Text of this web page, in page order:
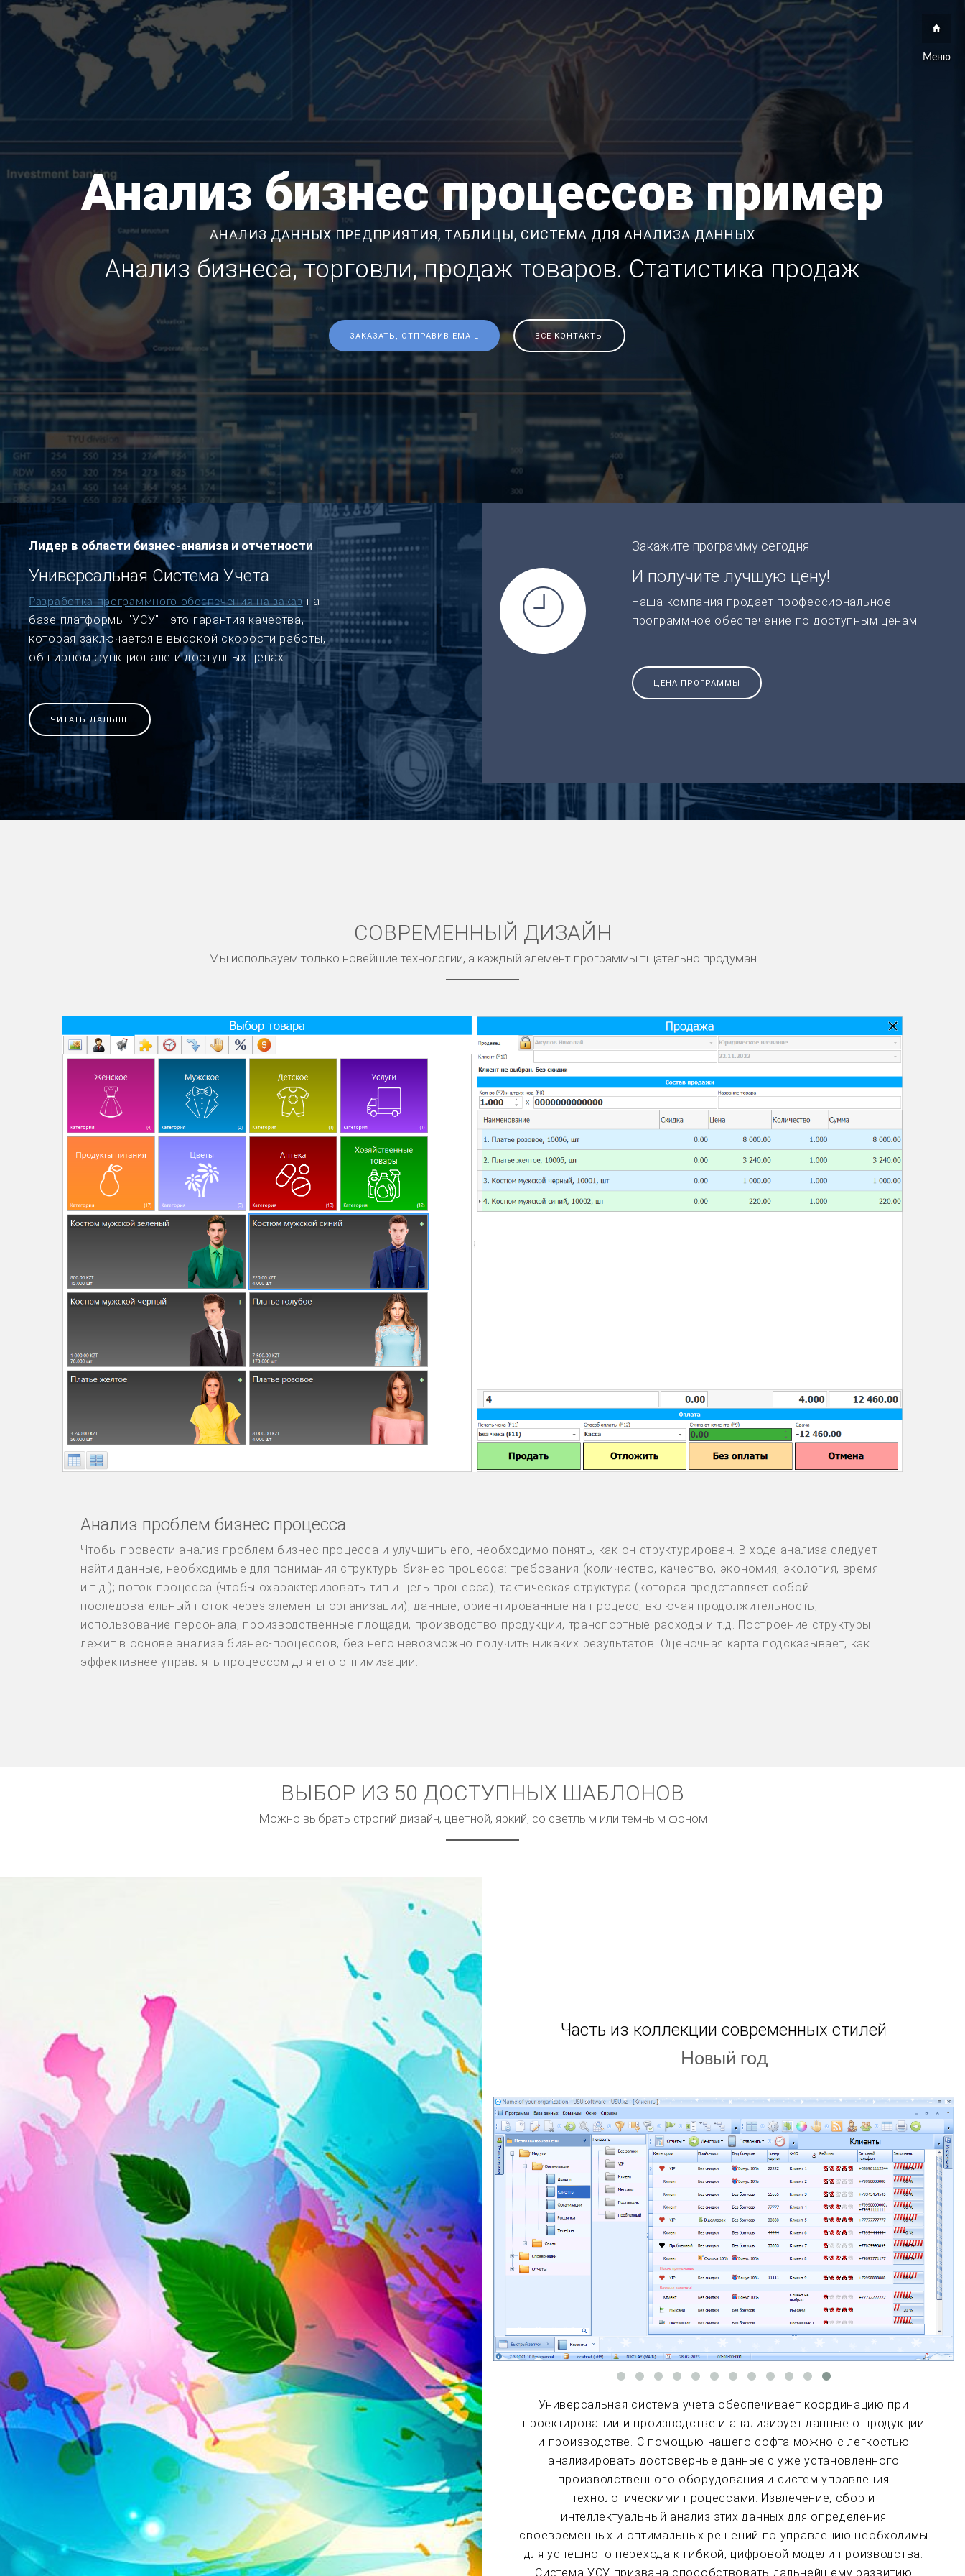
Меню
Анализ бизнес процессов пример
АНАЛИЗ ДАННЫХ ПРЕДПРИЯТИЯ, ТАБЛИЦЫ, СИСТЕМА ДЛЯ АНАЛИЗА ДАННЫХ
Анализ бизнеса, торговли, продаж товаров. Статистика продаж
ЗАКАЗАТЬ, ОТПРАВИВ EMAIL ВСЕ КОНТАКТЫ
Лидер в области бизнес-анализа и отчетности
Универсальная Система Учета
Разработка программного обеспечения на заказ на
базе платформы "УСУ" - это гарантия качества,
которая заключается в высокой скорости работы,
обширном функционале и доступных ценах.
ЧИТАТЬ ДАЛЬШЕ
Закажите программу сегодня
И получите лучшую цену!
Наша компания продает профессиональное
программное обеспечение по доступным ценам
ЦЕНА ПРОГРАММЫ
СОВРЕМЕННЫЙ ДИЗАЙН
Мы используем только новейшие технологии, а каждый элемент программы тщательно продуман
Анализ проблем бизнес процесса
Чтобы провести анализ проблем бизнес процесса и улучшить его, необходимо понять, как он структурирован. В ходе анализа следует
найти данные, необходимые для понимания структуры бизнес процесса: требования (количество, качество, экономия, экология, время
и т.д.); поток процесса (чтобы охарактеризовать тип и цель процесса); тактическая структура (которая представляет собой
последовательный поток через элементы организации); данные, ориентированные на процесс, включая продолжительность,
использование персонала, производственные площади, производство продукции, транспортные расходы и т.д. Построение структуры
лежит в основе анализа бизнес-процессов, без него невозможно получить никаких результатов. Оценочная карта подсказывает, как
эффективнее управлять процессом для его оптимизации.
ВЫБОР ИЗ 50 ДОСТУПНЫХ ШАБЛОНОВ
Можно выбрать строгий дизайн, цветной, яркий, со светлым или темным фоном
Часть из коллекции современных стилей
Светлый фон
Новый год
Универсальная система учета обеспечивает координацию при
проектировании и производстве и анализирует данные о продукции
и производстве. С помощью нашего софта можно с легкостью
анализировать достоверные данные с уже установленного
производственного оборудования и систем управления
технологическими процессами. Извлечение, сбор и
интеллектуальный анализ этих данных для определения
своевременных и оптимальных решений по управлению необходимы
для успешного перехода к гибкой, цифровой модели производства.
Система УСУ призвана способствовать дальнейшему развитию